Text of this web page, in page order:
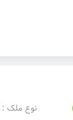
نوع ملک :